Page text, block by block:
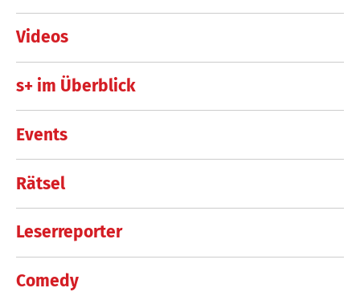
Videos
s+ im Überblick
Events
Rätsel
Leserreporter
Comedy